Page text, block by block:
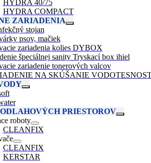
HYDRA 40/75
HYDRA COMPACT
ZARIADENIA
stojan
psov, mačiek
zariadenia kolies DYBOX
špeciálnej sanity Tryskací box ihiel
zariadenie tonerových valcov
NA SKÚŠANIE
PRIESTOROV
roboty
CLEANFIX
CLEANFIX
KERSTAR